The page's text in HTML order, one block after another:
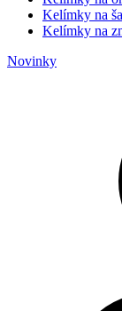
Kelímky na
Kelímky na
Novinky